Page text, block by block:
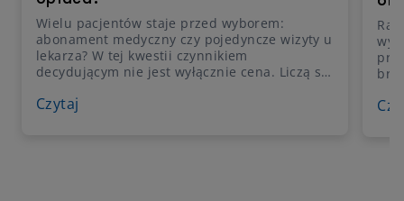
Wielu pacjentów staje przed wyborem:
abonament medyczny czy pojedyncze wizyty u
lekarza? W tej kwestii czynnikiem
decydującym nie jest wyłącznie cena. Liczą się
szerokiego grona specjalistów i
Czytaj